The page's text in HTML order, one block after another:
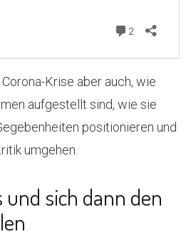
Krise aber auch, wie
aufgestellt sind, wie sie
positionieren und
umgehen.
und sich dann den